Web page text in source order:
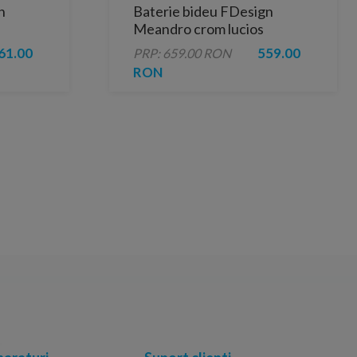
Baterie bideu FDesign
Meandro crom lucios
monocomanda
PRP: 659.00 RON
559.00
RON